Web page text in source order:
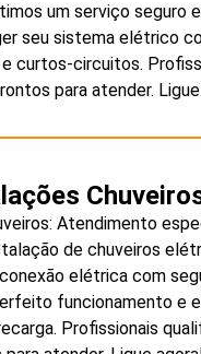
um serviço seguro
seu sistema elétrico
curtos-circuitos.
para atender.
Atendimento
de chuveiros
elétrica com
funcionamento e
Profissionais